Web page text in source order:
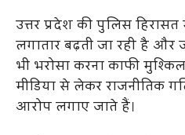
उत्तर प्रदेश की पुलिस
लगातार बढ़ती जा रही है और
भी भरोसा करना काफी
मीडिया से लेकर राजनीतिक
आरोप लगाए जाते हैं।